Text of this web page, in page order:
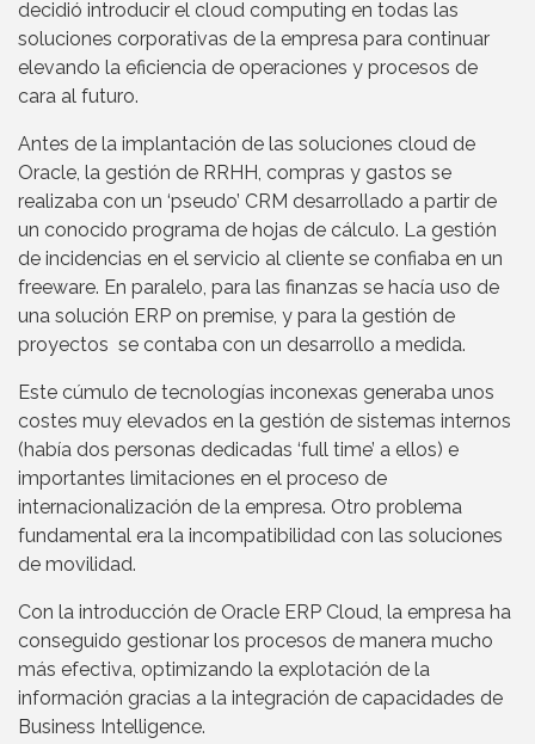
decidió introducir el cloud computing en todas las
soluciones corporativas de la empresa para continuar
elevando la eficiencia de operaciones y procesos de
cara al futuro.
Antes de la implantación de las soluciones cloud de
Oracle, la gestión de RRHH, compras y gastos se
realizaba con un ‘pseudo’ CRM desarrollado a partir de
un conocido programa de hojas de cálculo. La gestión
de incidencias en el servicio al cliente se confiaba en un
freeware. En paralelo, para las finanzas se hacía uso de
una solución ERP on premise, y para la gestión de
proyectos se contaba con un desarrollo a medida.
Este cúmulo de tecnologías inconexas generaba unos
costes muy elevados en la gestión de sistemas internos
(había dos personas dedicadas ‘full time’ a ellos) e
importantes limitaciones en el proceso de
internacionalización de la empresa. Otro problema
fundamental era la incompatibilidad con las soluciones
de movilidad.
Con la introducción de Oracle ERP Cloud, la empresa ha
conseguido gestionar los procesos de manera mucho
más efectiva, optimizando la explotación de la
información gracias a la integración de capacidades de
Business Intelligence.